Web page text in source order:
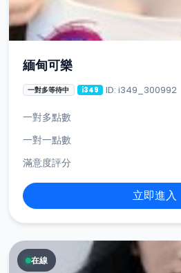
緬甸可樂
一對多等待中 i349 ID: i349_300992
一對多點數
一對一點數
滿意度評分
立即進入
在線